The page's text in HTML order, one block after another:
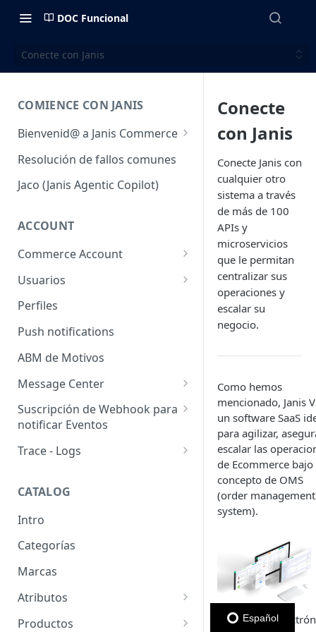
DOC Funcional
Conecte con Janis
COMIENCE CON JANIS
Bienvenid@ a Janis Commerce
Acceso y Ambientes
Requisitos mínimos para
utilizar la plataforma
Fulfillment
Resolución de fallos comunes
Jaco (Janis Agentic Copilot)
ACCOUNT
Commerce Account
Cuentas de comercio
Sales Channel (Canales de
Usuarios
Usuarios
Usuarios pendientes
Llaves de seguridad
Perfiles
Push notifications
ABM de Motivos
Message Center
Templates
Configuración de SMTP
Emails (Registro de correos
Email para pedido pendiente
de retiro
WhatsApp Business
Suscripción de Webhook para
notificar Eventos
Webhooks: Buenas prácticas
Trace - Logs
CATALOG
Intro
Categorías
Marcas
Atributos
Grupos de atributos
Productos
Conecte
con Janis
Conecte Janis con
cualquier otro
sistema a través
de más de 100
APIs y
microservicios
que le permitan
centralizar sus
operaciones y
escalar su
negocio.
Como hemos
mencionado, Janis
un software SaaS
para agilizar,
escalar las
de Ecommerce bajo
concepto de OMS
(order management
system).
El comercio
Español